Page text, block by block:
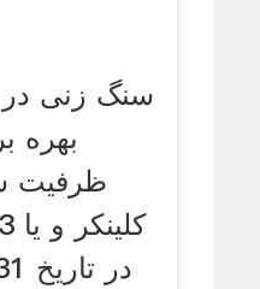
سنگ زنی در
بهره